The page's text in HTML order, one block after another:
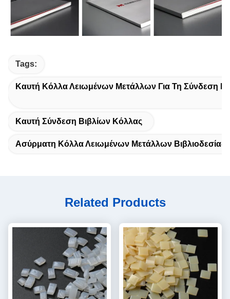
Tags:
Καυτή Κόλλα Λειωμένων Μετάλλων Για Τη Σύνδεση
Καυτή Σύνδεση Βιβλίων Κόλλας
Ασύρματη Κόλλα Λειωμένων Μετάλλων Βιβλιοδεσίας
Related Products